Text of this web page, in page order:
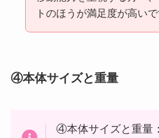
トのほうが満足度が高いで
④本体サイズと重量
④本体サイズと重量